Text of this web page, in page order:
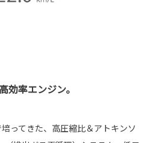
効率エンジン。
ってきた、高圧縮比＆アトキンソ